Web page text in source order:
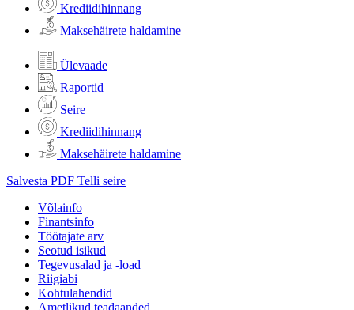
Krediidihinnang
Maksehäirete haldamine
Ülevaade
Raportid
Seire
Krediidihinnang
Maksehäirete haldamine
Salvesta PDF Telli seire
Võlainfo
Finantsinfo
Töötajate arv
Seotud isikud
Tegevusalad ja -load
Riigiabi
Kohtulahendid
Ametlikud teadaanded